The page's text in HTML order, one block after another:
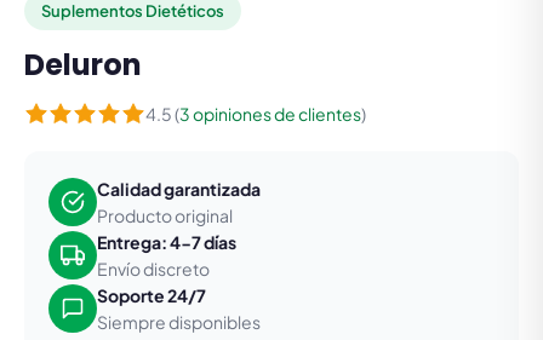
Suplementos Dietéticos
Deluron
4.5 (3 opiniones de clientes)
Calidad garantizada
Producto original
Entrega: 4-7 días
Envío discreto
Soporte 24/7
Siempre disponibles